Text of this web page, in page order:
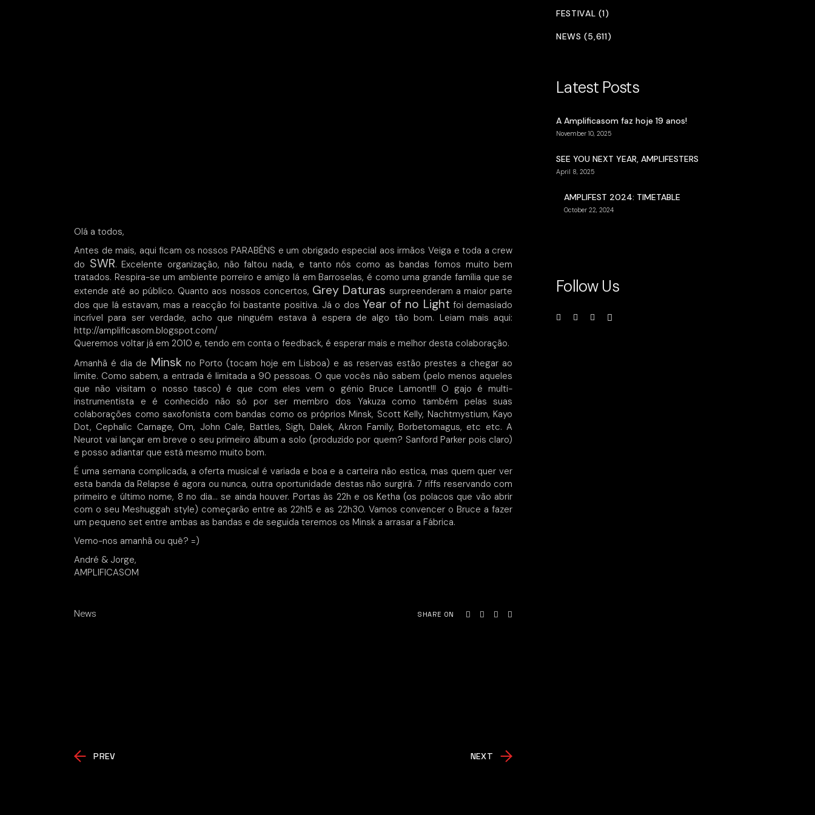
Olá a todos,
Antes de mais, aqui ficam os nossos PARABÉNS e um obrigado especial aos irmãos Veiga e toda a crew
do SWR. Excelente organização, não faltou nada, e tanto nós como as bandas fomos muito bem
tratados. Respira-se um ambiente porreiro e amigo lá em Barroselas, é como uma grande família que se
extende até ao público. Quanto aos nossos concertos, Grey Daturas surpreenderam a maior parte
dos que lá estavam, mas a reacção foi bastante positiva. Já o dos Year of no Light foi demasiado
incrível para ser verdade, acho que ninguém estava à espera de algo tão bom. Leiam mais aqui:
http://amplificasom.blogspot.com/
Queremos voltar já em 2010 e, tendo em conta o feedback, é esperar mais e melhor desta colaboração.
Amanhã é dia de Minsk no Porto (tocam hoje em Lisboa) e as reservas estão prestes a chegar ao
limite. Como sabem, a entrada é limitada a 90 pessoas. O que vocês não sabem (pelo menos aqueles
que não visitam o nosso tasco) é que com eles vem o génio Bruce Lamont!!! O gajo é multi-
instrumentista e é conhecido não só por ser membro dos Yakuza como também pelas suas
colaborações como saxofonista com bandas como os próprios Minsk, Scott Kelly, Nachtmystium, Kayo
Dot, Cephalic Carnage, Om, John Cale, Battles, Sigh, Dalek, Akron Family, Borbetomagus, etc etc. A
Neurot vai lançar em breve o seu primeiro álbum a solo (produzido por quem? Sanford Parker pois claro)
e posso adiantar que está mesmo muito bom.
É uma semana complicada, a oferta musical é variada e boa e a carteira não estica, mas quem quer ver
esta banda da Relapse é agora ou nunca, outra oportunidade destas não surgirá. 7 riffs reservando com
primeiro e último nome, 8 no dia… se ainda houver. Portas às 22h e os Ketha (os polacos que vão abrir
com o seu Meshuggah style) começarão entre as 22h15 e as 22h30. Vamos convencer o Bruce a fazer
um pequeno set entre ambas as bandas e de seguida teremos os Minsk a arrasar a Fábrica.
Vemo-nos amanhã ou quê? =)
André & Jorge,
AMPLIFICASOM
News SHARE ON
PREV NEXT
FESTIVAL (1)
NEWS (5,611)
Latest Posts
A Amplificasom faz hoje 19 anos!
November 10, 2025
SEE YOU NEXT YEAR, AMPLIFESTERS
April 8, 2025
AMPLIFEST 2024: TIMETABLE
October 22, 2024
Follow Us